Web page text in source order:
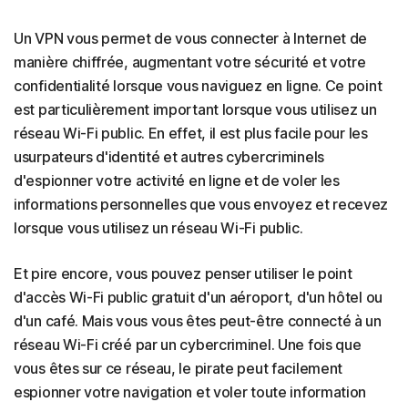
Un VPN vous permet de vous connecter à Internet de
manière chiffrée, augmentant votre sécurité et votre
confidentialité lorsque vous naviguez en ligne. Ce point
est particulièrement important lorsque vous utilisez un
réseau Wi-Fi public. En effet, il est plus facile pour les
usurpateurs d'identité et autres cybercriminels
d'espionner votre activité en ligne et de voler les
informations personnelles que vous envoyez et recevez
lorsque vous utilisez un réseau Wi-Fi public.
Et pire encore, vous pouvez penser utiliser le point
d'accès Wi-Fi public gratuit d'un aéroport, d'un hôtel ou
d'un café. Mais vous vous êtes peut-être connecté à un
réseau Wi-Fi créé par un cybercriminel. Une fois que
vous êtes sur ce réseau, le pirate peut facilement
espionner votre navigation et voler toute information